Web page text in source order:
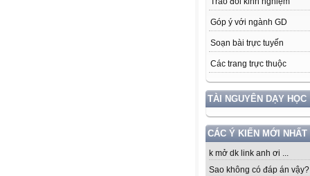
Góp ý với ngành GD
Soạn bài trực tuyến
Các trang trực thuộc
TÀI NGUYÊN DẠY HỌC
CÁC Ý KIẾN MỚI NHẤT
k mở dk link anh ơi ...
Sao không có đáp án vậy?